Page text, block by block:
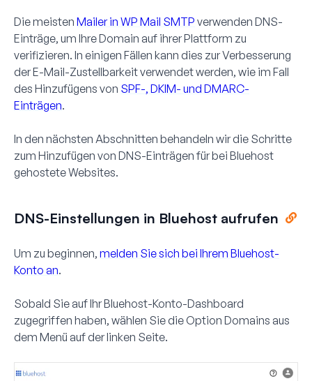
Die meisten Mailer in WP Mail SMTP verwenden DNS-
Einträge, um Ihre Domain auf ihrer Plattform zu
verifizieren. In einigen Fällen kann dies zur Verbesserung
der E-Mail-Zustellbarkeit verwendet werden, wie im Fall
des Hinzufügens von SPF-, DKIM- und DMARC-
Einträgen.
In den nächsten Abschnitten behandeln wir die Schritte
zum Hinzufügen von DNS-Einträgen für bei Bluehost
gehostete Websites.
DNS-Einstellungen in Bluehost aufrufen
Um zu beginnen, melden Sie sich bei Ihrem Bluehost-
Konto an.
Sobald Sie auf Ihr Bluehost-Konto-Dashboard
zugegriffen haben, wählen Sie die Option Domains aus
dem Menü auf der linken Seite.